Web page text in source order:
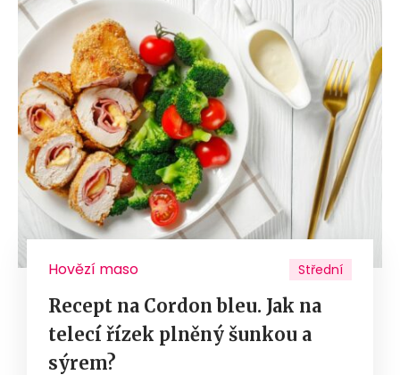
Hovězí maso Střední
Recept na Cordon bleu. Jak na
telecí řízek plněný šunkou a
sýrem?